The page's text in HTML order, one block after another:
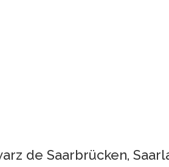
de Saarbrücken,